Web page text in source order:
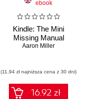
ebook
Kindle: The Mini
Missing Manual
Aaron Miller
(11,94 zł najniższa cena z 30 dni)
16.92 zł